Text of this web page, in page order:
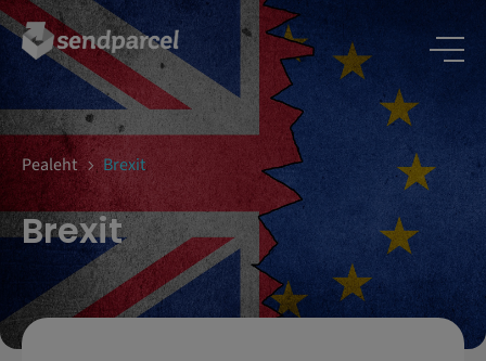
Pealeht Brexit
Brexit